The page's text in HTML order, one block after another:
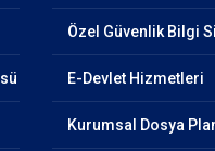
Özel Güvenlik Bilgi
E-Devlet Hizmetleri
Kurumsal Dosya